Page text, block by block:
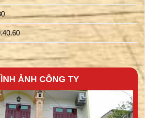
ẢNH CÔNG TY